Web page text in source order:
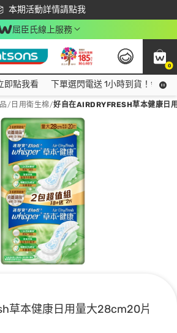
本期活動詳情請點我
下載app最高回饋$350
屈臣氏線上服務
0
我看
即點我看 下單選閃電送 1小時到貨！領神
/ 日用衛生棉/好自在AIRDRYFRESH草本健康日
草本健康日用量大28cm20片